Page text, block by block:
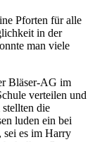
Pforten für alle
in der
man viele
Bläser-AG im
verteilen und
die
luden ein bei
sei es im Harry